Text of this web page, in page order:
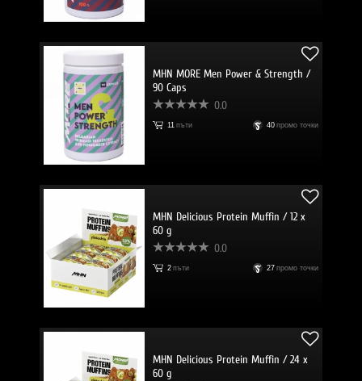
MHN MORE Men Power & Strength /
90 Caps
0.0
11 пъти 40 промо точки
MHN Delicious Protein Muffin / 12 x
60 g
0.0
2 пъти 27 промо точки
MHN Delicious Protein Muffin / 24 x
60 g